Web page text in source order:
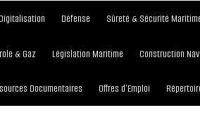
Défense Sûreté & Sécurité
& Gaz Législation Maritime Construction
Documentaires Offres d’Emploi